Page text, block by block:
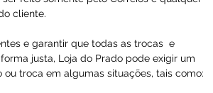
cliente.
e garantir que todas as trocas e
justa, Loja do Prado pode exigir um
ou troca em algumas situações, tais como: